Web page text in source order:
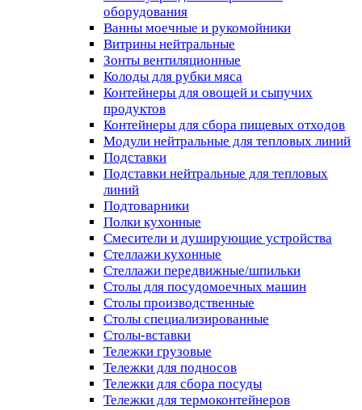
оборудования
Ванны моечные и рукомойники
Витрины нейтральные
Зонты вентиляционные
Колоды для рубки мяса
Контейнеры для овощей и сыпучих
продуктов
Контейнеры для сбора пищевых отходов
Модули нейтральные для тепловых линий
Подставки
Подставки нейтральные для тепловых
линий
Подтоварники
Полки кухонные
Смесители и душирующие устройства
Стеллажи кухонные
Стеллажи передвижные/шпильки
Столы для посудомоечных машин
Столы производственные
Столы специализированные
Столы-вставки
Тележки грузовые
Тележки для подносов
Тележки для сбора посуды
Тележки для термоконтейнеров